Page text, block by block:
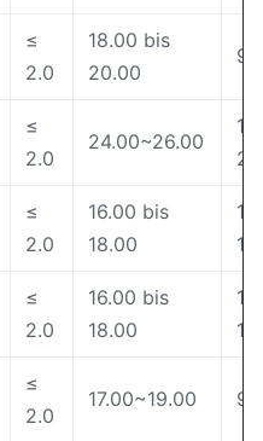
≤
2.0
18.00 bis
20.00
≤
2.0
24.00~26.00
≤
2.0
16.00 bis
18.00
≤
2.0
16.00 bis
18.00
≤
2.0
17.00~19.00